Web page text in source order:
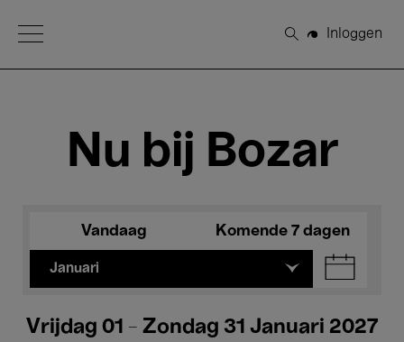
Open Menu
Zoeken
Inloggen
Nu bij Bozar
Vandaag Komende 7 dagen
Januari
Vrijdag 01 - Zondag 31 Januari 2027